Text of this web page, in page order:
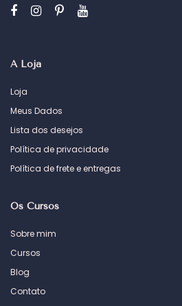
A Loja
Loja
Meus Dados
Lista dos desejos
Política de privacidade
Política de frete e entregas
Os Cursos
Sobre mim
Cursos
Blog
Contato